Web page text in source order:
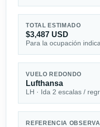
TOTAL ESTIMADO
$3,487 USD
Para la ocupación
VUELO REDONDO
Lufthansa
LH · Ida 2 escalas /
REFERENCIA